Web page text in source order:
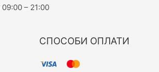
– 21:00
СПОСОБИ ОПЛАТИ